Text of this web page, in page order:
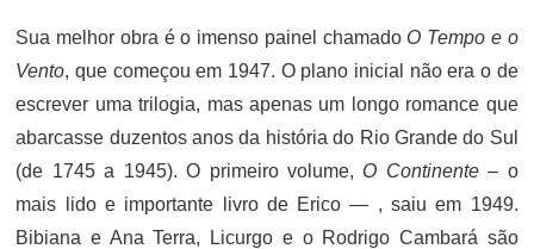
Sua melhor obra é o imenso painel chamado O Tempo e o
Vento, que começou em 1947. O plano inicial não era o de
escrever uma trilogia, mas apenas um longo romance que
abarcasse duzentos anos da história do Rio Grande do Sul
(de 1745 a 1945). O primeiro volume, O Continente– o
mais lido e importante livro de Erico — , saiu em 1949.
Bibiana e Ana Terra, Licurgo e o Rodrigo Cambará são